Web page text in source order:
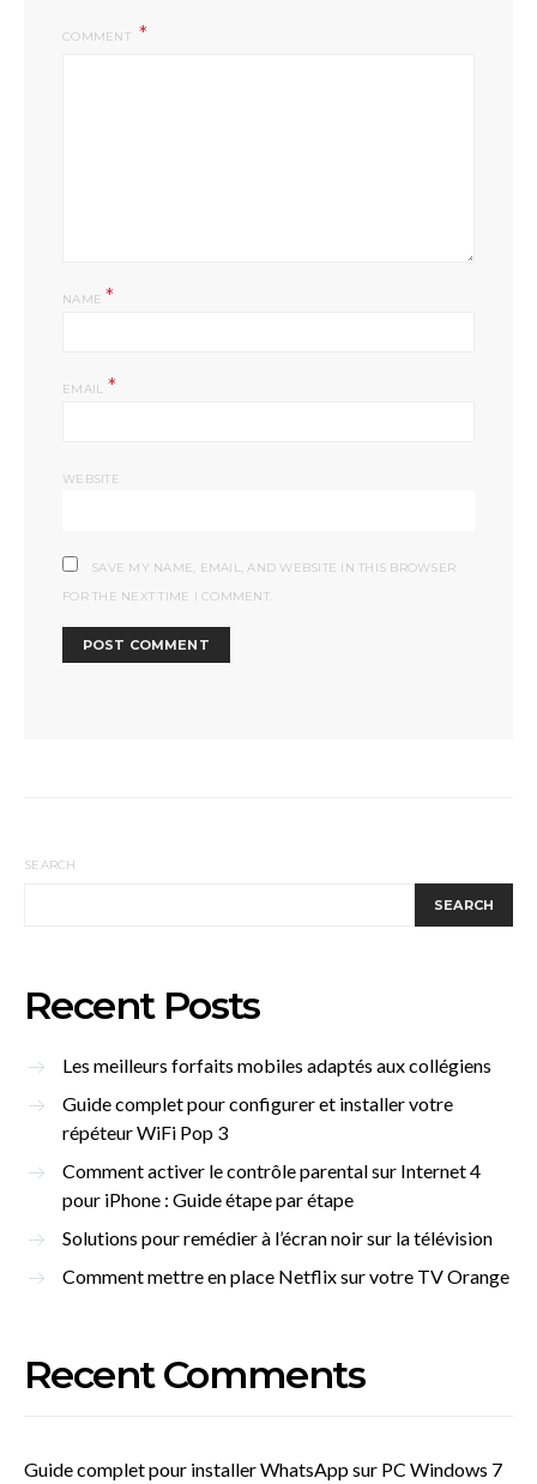
COMMENT
NAME*
EMAIL *
WEBSITE
SAVE MY NAME, EMAIL, AND WEBSITE IN THIS BROWSER
FOR THE NEXT TIME I COMMENT.
SEARCH
SEARCH
Recent Posts
Les meilleurs forfaits mobiles adaptés aux collégiens
Guide complet pour configurer et installer votre
répéteur WiFi Pop 3
Comment activer le contrôle parental sur Internet 4
pour iPhone : Guide étape par étape
Solutions pour remédier à l’écran noir sur la télévision
Comment mettre en place Netflix sur votre TV Orange
Recent Comments
Guide complet pour installer WhatsApp sur PC Windows 7